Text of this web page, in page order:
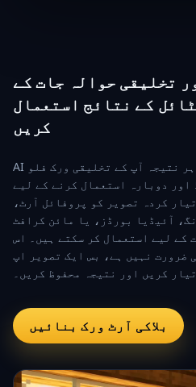
تخلیقی حوالہ جات کے
کے نتائج استعمال
کریں
AI مائن کرافٹ اسکن جنریٹر کا ہر نتیجہ آپ کے تخلیقی ورک فلو
اور دوبارہ استعمال کرنے کے لیے
کردہ تصویر کو پروفائل آرٹ،
آئیڈیا بورڈز، یا مائن کرافٹ
کے لیے استعمال کر سکتے ہیں۔ اس
ضرورت نہیں ہے، بس ایک تصویر اپ
کریں اور نتیجہ محفوظ کریں۔
بلاکی آرٹ ورک بنائیں